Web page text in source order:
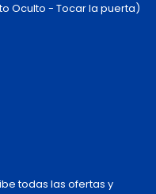
Oculto - Tocar la puerta)
todas las ofertas y